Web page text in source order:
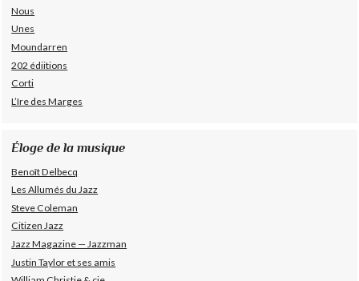
Nous
Unes
Moundarren
202 édiitions
Corti
L’Ire des Marges
Éloge de la musique
Benoît Delbecq
Les Allumés du Jazz
Steve Coleman
Citizen Jazz
Jazz Magazine — Jazzman
Justin Taylor et ses amis